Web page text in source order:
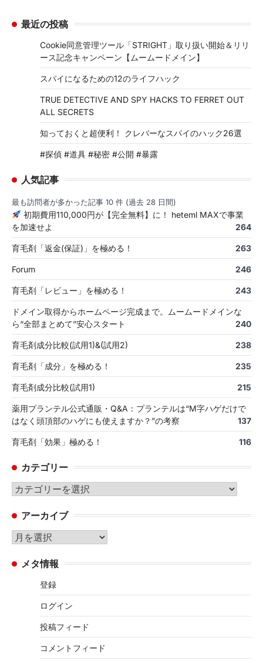
最近の投稿
Cookie同意管理ツール「STRIGHT」取り扱い開始＆リリ
ース記念キャンペーン【ムームードメイン】
スパイになるための12のライフハック
TRUE DETECTIVE AND SPY HACKS TO FERRET OUT
ALL SECRETS
知っておくと超便利！ クレバーなスパイのハック26選
#探偵 #道具 #秘密 #公開 #暴露
人気記事
最も訪問者が多かった記事 10 件 (過去 28 日間)
初期費用110,000円が【完全無料】に！ heteml MAXで事業
を加速せよ
264
育毛剤「返金(保証)」を極める！ 263
Forum 246
育毛剤「レビュー」を極める！ 243
ドメイン取得からホームページ完成まで。ムームードメインな
ら“全部まとめて”安心スタート
240
育毛剤成分比較(試用1)&(試用2) 238
育毛剤「成分」を極める！ 235
育毛剤成分比較(試用1) 215
薬用プランテル公式通販・Q&A：プランテルは“M字ハゲだけで
はなく頭頂部のハゲにも使えますか？”の考察
137
育毛剤「効果」極める！ 116
カテゴリー
カ
ゴ
リ
ー
アーカイブ
ア
カ メタ情報
登録
ログイン
投稿フィード
コメントフィード